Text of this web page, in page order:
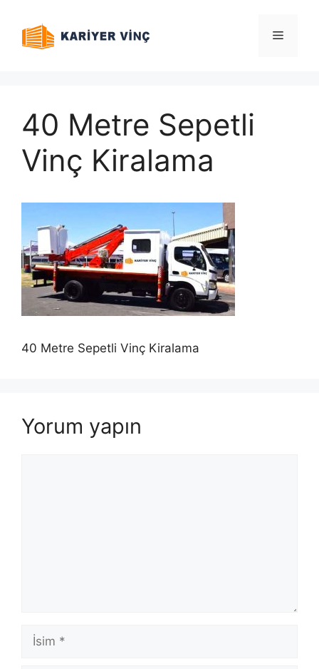
Menü
40 Metre Sepetli
Vinç Kiralama
40 Metre Sepetli Vinç Kiralama
Yorum yapın
İsim